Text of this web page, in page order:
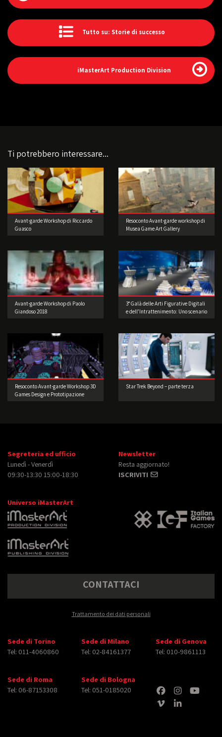
Tutto su: Storie di successo
iMasterArt Production Division
Ti potrebbero interessare...
Avant-garde Workshop di Riccardo
Guasco
Resoconto Avant-garde workshop di
Musea Game Art Gallery
Avant-garde Workshop di Paolo
Giandoso 2018
3° Galà delle Arti Figurative Digitali
e dell’Intrattenimento: Uno scenario
Resoconto Avant-garde Workshop 3D
Games Design e Prototipazione
Star Trek Beyond – parte terza
Segreteria ed ufficio
Lunedì - Venerdì
09:30-13:30 15:00-18:30
Newsletter
Resta aggiornato!
ISCRIVITI
Universo iMasterArt
CONTATTACI
Trattamento dei dati personali
Sede di Torino
Tel: 011-4060860
Sede di Milano
Tel: 02-84161377
Sede di Genova
Tel: 010-9861113
Sede di Roma
Tel: 06-87153308
Sede di Bologna
Tel: 051-0185020